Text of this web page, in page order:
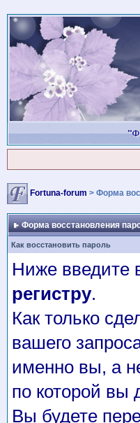
Fortuna-forum > Форма
Форма восстановления
Как восстановить пароль
Ниже введите
регистру.
Как только
вашего
именно вы, а
по которой вы
Вы будете